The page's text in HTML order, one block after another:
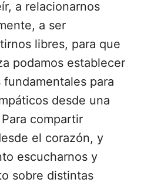
a relacionarnos
a ser
libres, para que
podamos establecer
para
desde una
compartir
el corazón, y
escucharnos y
sobre distintas